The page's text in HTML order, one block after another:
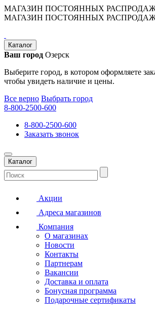
МАГАЗИН ПОСТОЯННЫХ
МАГАЗИН ПОСТОЯННЫХ
Каталог
Ваш город Озерск
Выберите город, в котором оформляете
чтобы увидеть наличие и цены.
Все верно Выбрать город
8-800-2500-600
8-800-2500-600
Заказать звонок
Каталог
Акции
Адреса магазинов
Компания
О магазинах
Новости
Контакты
Партнерам
Вакансии
Доставка и оплата
Бонусная программа
Подарочные сертификаты